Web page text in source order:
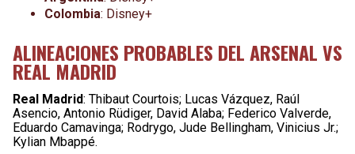
Colombia: Disney+
ALINEACIONES PROBABLES DEL ARSENAL VS
REAL MADRID
Real Madrid: Thibaut Courtois; Lucas Vázquez, Raúl
Asencio, Antonio Rüdiger, David Alaba; Federico Valverde,
Eduardo Camavinga; Rodrygo, Jude Bellingham, Vinicius Jr.;
Kylian Mbappé.